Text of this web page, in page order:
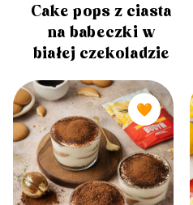
Cake pops z ciasta
na babeczki w
białej czekoladzie
🧡